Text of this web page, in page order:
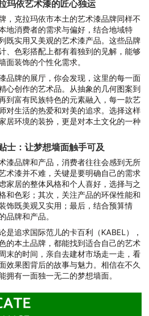
玛依艺术漆的匠心独运
，克拉玛依市本土的艺术漆品牌同样不
地消费者的需求与偏好，结合地域特
既实用又美观的艺术漆产品。这些品牌
、色彩搭配上都有着独到的见解，能够
面装饰的个性化需求。
品牌的展厅，你会发现，这里的每一面
心创作的艺术品。从抽象的几何图案到
到富有民族特色的元素融入，每一款艺
对生活的热爱和对美的追求。选择这样
居环境的装扮，更是对本土文化的一种
士：让梦想墙面触手可及
漆品牌和产品，消费者往往会感到无所
术漆并不难，关键是要明确自己的需求
家居的整体风格和个人喜好，选择与之
和色彩；其次，关注产品的环保性能和
饰既美观又实用；最后，结合预算情
品牌和产品。
是追求国际范儿的卡百利（KABEL），
的本土品牌，都能找到适合自己的艺术
末的时间，亲自去建材市场走一走，看
效果图背后的故事与魅力。相信在不久
拥有一面独一无二的梦想墙面。